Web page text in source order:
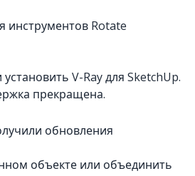
инструментов Rotate
V-Ray для SketchUp.
прекращена.
обновления
объекте или объединить